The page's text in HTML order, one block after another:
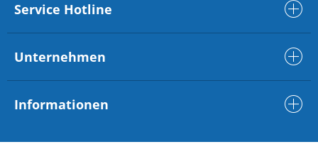
Service Hotline
Unternehmen
Informationen